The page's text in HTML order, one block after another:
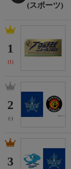
(スポーツ)
1
(1)
2
(-)
3